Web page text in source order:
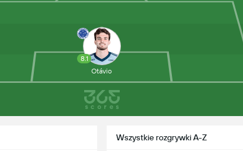
8.1
Otávio
Wszystkie rozgrywki A-Z